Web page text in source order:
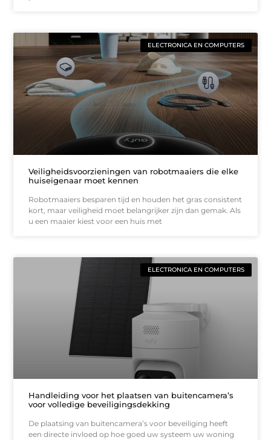
ELECTRONICA EN COMPUTERS
Veiligheidsvoorzieningen van robotmaaiers die elke
huiseigenaar moet kennen
Robotmaaiers besparen tijd en houden het gras consistent
kort, maar veiligheid moet belangrijker zijn dan gemak. Als
u een maaier kiest voor een huis met
ELECTRONICA EN COMPUTERS
Handleiding voor het plaatsen van buitencamera’s
voor volledige beveiligingsdekking
De plaatsing van buitencamera’s voor beveiliging heeft
een directe invloed op hoe goed uw systeem uw woning